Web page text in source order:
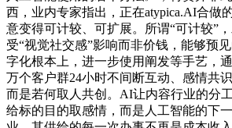
西，业内专家指出，正在atypica.AI合做
意变得可计较、可扩展。所谓“可计较”
受“视觉社交感”影响而非价钱，能够预
字化根本上，进一步使用阐发等手艺，
万个客户群24小时不间断互动、感情共
而是若何取人共创。AI让内容行业的分
给标的目的取感情，而是人工智能的下